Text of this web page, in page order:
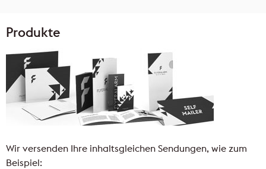
Produkte
Wir versenden Ihre inhaltsgleichen Sendungen, wie zum
Beispiel: